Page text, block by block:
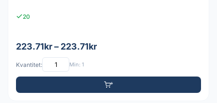
20
223.71kr – 223.71kr
Kvantitet: Min: 1